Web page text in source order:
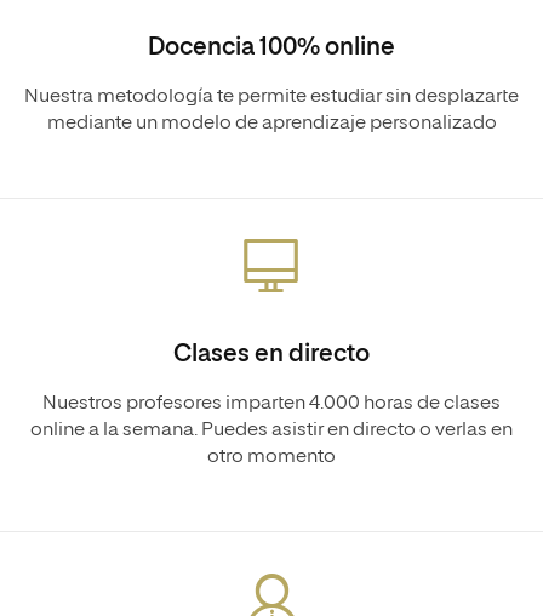
Docencia 100% online
Nuestra metodología te permite estudiar sin desplazarte
mediante un modelo de aprendizaje personalizado
Clases en directo
Nuestros profesores imparten 4.000 horas de clases
online a la semana. Puedes asistir en directo o verlas en
otro momento